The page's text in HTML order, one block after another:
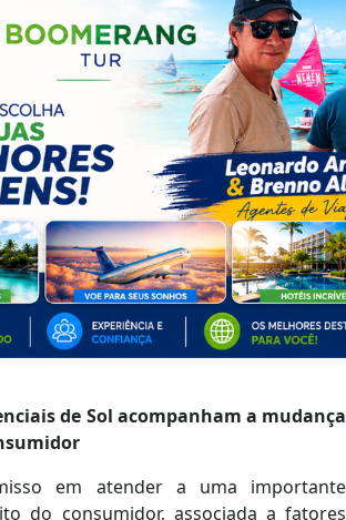
de Sol acompanham a mudança
em atender a uma importante
do consumidor, associada a fatores